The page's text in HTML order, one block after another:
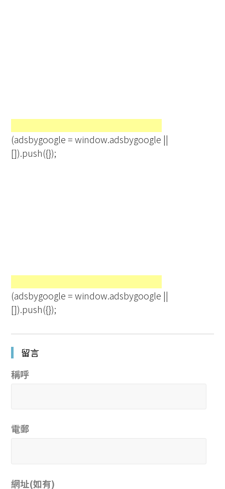
(adsbygoogle = window.adsbygoogle ||
[]).push({});
(adsbygoogle = window.adsbygoogle ||
[]).push({});
留言
稱呼
電郵
網址(如有)